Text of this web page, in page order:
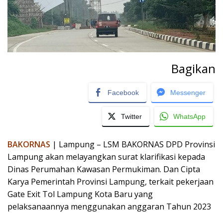
Bagikan
Facebook Messenger
Twitter WhatsApp
BAKORNAS | Lampung – LSM BAKORNAS DPD Provinsi
Lampung akan melayangkan surat klarifikasi kepada
Dinas Perumahan Kawasan Permukiman. Dan Cipta
Karya Pemerintah Provinsi Lampung, terkait pekerjaan
Gate Exit Tol Lampung Kota Baru yang
pelaksanaannya menggunakan anggaran Tahun 2023